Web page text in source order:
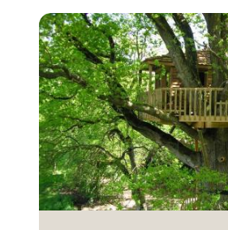
profitez d'une parenthèse de
vous soyez en quête de
destination parfaite pour vous